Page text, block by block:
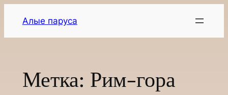
содержимому
Алые паруса
Метка: Рим-гора